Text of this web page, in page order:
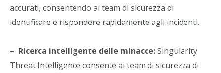
accurati, consentendo ai team di sicurezza di
identificare e rispondere rapidamente agli incidenti.
– Ricerca intelligente delle minacce:Singularity
Threat Intelligence consente ai team di sicurezza di